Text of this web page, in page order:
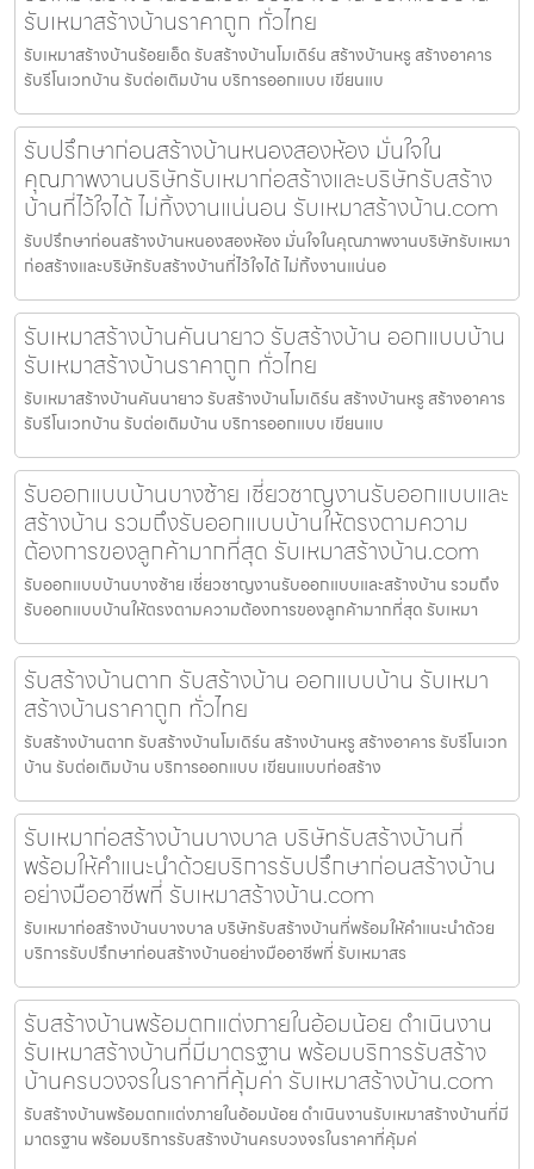
รับเหมาสร้างบ้านราคาถูก ทั่วไทย
รับเหมาสร้างบ้านร้อยเอ็ด รับสร้างบ้านโมเดิร์น สร้างบ้านหรู สร้างอาคาร
รับรีโนเวทบ้าน รับต่อเติมบ้าน บริการออกแบบ เขียนแบ
รับปรึกษาก่อนสร้างบ้านหนองสองห้อง มั่นใจใน
คุณภาพงานบริษัทรับเหมาก่อสร้างและบริษัทรับสร้าง
บ้านที่ไว้ใจได้ ไม่ทิ้งงานแน่นอน รับเหมาสร้างบ้าน.com
รับปรึกษาก่อนสร้างบ้านหนองสองห้อง มั่นใจในคุณภาพงานบริษัทรับเหมา
ก่อสร้างและบริษัทรับสร้างบ้านที่ไว้ใจได้ ไม่ทิ้งงานแน่นอ
รับเหมาสร้างบ้านคันนายาว รับสร้างบ้าน ออกแบบบ้าน
รับเหมาสร้างบ้านราคาถูก ทั่วไทย
รับเหมาสร้างบ้านคันนายาว รับสร้างบ้านโมเดิร์น สร้างบ้านหรู สร้างอาคาร
รับรีโนเวทบ้าน รับต่อเติมบ้าน บริการออกแบบ เขียนแบ
รับออกแบบบ้านบางซ้าย เชี่ยวชาญงานรับออกแบบและ
สร้างบ้าน รวมถึงรับออกแบบบ้านให้ตรงตามความ
ต้องการของลูกค้ามากที่สุด รับเหมาสร้างบ้าน.com
รับออกแบบบ้านบางซ้าย เชี่ยวชาญงานรับออกแบบและสร้างบ้าน รวมถึง
รับออกแบบบ้านให้ตรงตามความต้องการของลูกค้ามากที่สุด รับเหมา
รับสร้างบ้านตาก รับสร้างบ้าน ออกแบบบ้าน รับเหมา
สร้างบ้านราคาถูก ทั่วไทย
รับสร้างบ้านตาก รับสร้างบ้านโมเดิร์น สร้างบ้านหรู สร้างอาคาร รับรีโนเวท
บ้าน รับต่อเติมบ้าน บริการออกแบบ เขียนแบบก่อสร้าง
รับเหมาก่อสร้างบ้านบางบาล บริษัทรับสร้างบ้านที่
พร้อมให้คำแนะนำด้วยบริการรับปรึกษาก่อนสร้างบ้าน
อย่างมืออาชีพที่ รับเหมาสร้างบ้าน.com
รับเหมาก่อสร้างบ้านบางบาล บริษัทรับสร้างบ้านที่พร้อมให้คำแนะนำด้วย
บริการรับปรึกษาก่อนสร้างบ้านอย่างมืออาชีพที่ รับเหมาสร
รับสร้างบ้านพร้อมตกแต่งภายในอ้อมน้อย ดำเนินงาน
รับเหมาสร้างบ้านที่มีมาตรฐาน พร้อมบริการรับสร้าง
บ้านครบวงจรในราคาที่คุ้มค่า รับเหมาสร้างบ้าน.com
รับสร้างบ้านพร้อมตกแต่งภายในอ้อมน้อย ดำเนินงานรับเหมาสร้างบ้านที่มี
มาตรฐาน พร้อมบริการรับสร้างบ้านครบวงจรในราคาที่คุ้มค่